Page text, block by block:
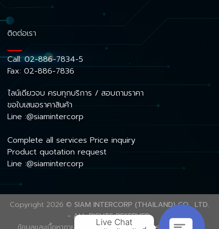
ติดต่อเรา
Call:02-886-7834-5
Fax: 02-886-7836
ไลน์เดียวจบ ครบทุกบริการ / สอบถามราคา
ขอใบเสนอราคาสินค้า
Line :@siamintercorp
Complete all services Price inquiry
Product quotation request
Line :@siamintercorp
Copyright 2026 © SIAM INTERCORP (THAILAND) CO., LTD.
- ALL RIGHTS RESERVED.
Live Chat